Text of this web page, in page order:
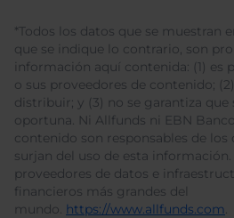
*Todos los datos que se muestran
que se indique lo contrario, son
información aquí contenida: (1) es
o sus proveedores de contenido;
distribuir; y (3) no se garantiza que
oportuna. Ni Allfunds ni EBN
contenido son responsables de los
surjan del uso de esta
proveedores de datos e
financieros más grandes del
mundo. https://www.allfunds.com.